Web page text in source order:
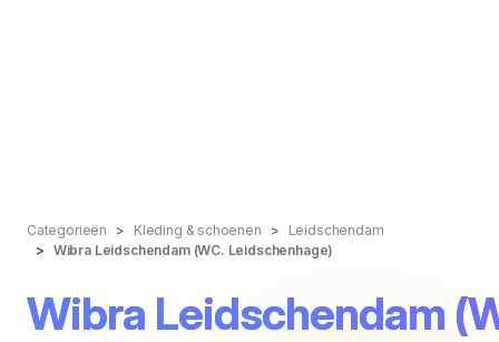
Categorieën Kleding & schoenen
Leidschendam
Wibra Leidschendam (WC. Leidschenhage)
Wibra Leidschendam